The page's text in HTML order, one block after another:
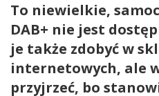
To niewielkie,
DAB+ nie jest
je także zdobyć w
internetowych, ale
przyjrzeć, bo